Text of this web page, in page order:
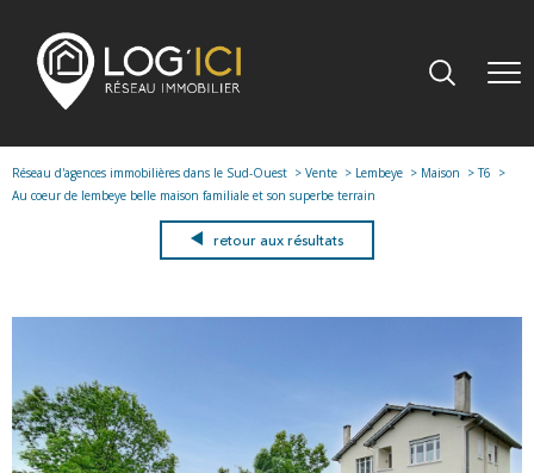
Réseau d'agences immobilières dans le Sud-Ouest Vente Lembeye Maison
T6
Au coeur de lembeye belle maison familiale et son superbe terrain
retour aux résultats